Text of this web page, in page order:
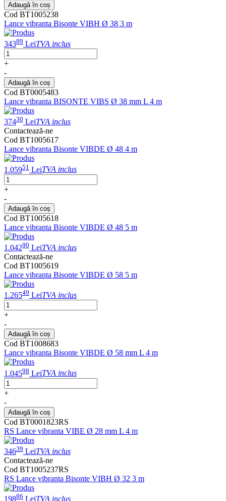
Adaugă în coș
Cod BT1005238
Lance vibranta Bisonte VIBH Ø 38 3 m
34389 LeiTVA inclus
+
-
Adaugă în coș
Cod BT0005483
Lance vibranta BISONTE VIBS Ø 38 mm L 4 m
37430 LeiTVA inclus
Contactează-ne
Cod BT1005617
Lance vibranta Bisonte VIBDE Ø 48 4 m
1.05951 LeiTVA inclus
+
-
Adaugă în coș
Cod BT1005618
Lance vibranta Bisonte VIBDE Ø 48 5 m
1.04290 LeiTVA inclus
Contactează-ne
Cod BT1005619
Lance vibranta Bisonte VIBDE Ø 58 5 m
1.26549 LeiTVA inclus
+
-
Adaugă în coș
Cod BT1008683
Lance vibranta Bisonte VIBDE Ø 58 mm L 4 m
1.04598 LeiTVA inclus
+
-
Adaugă în coș
Cod BT0001823RS
RS Lance vibranta VIBE Ø 28 mm L 4 m
34639 LeiTVA inclus
Contactează-ne
Cod BT1005237RS
RS Lance vibranta Bisonte VIBH Ø 32 3 m
19886 LeiTVA inclus